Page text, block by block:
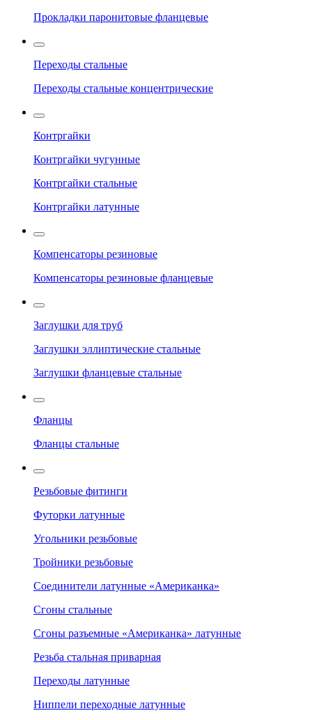
Прокладки паронитовые фланцевые
Переходы стальные
Переходы стальные концентрические
Контргайки
Контргайки чугунные
Контргайки стальные
Контргайки латунные
Компенсаторы резиновые
Компенсаторы резиновые фланцевые
Заглушки для труб
Заглушки эллиптические стальные
Заглушки фланцевые стальные
Фланцы
Фланцы стальные
Резьбовые фитинги
Футорки латунные
Угольники резьбовые
Тройники резьбовые
Соединители латунные «Американка»
Сгоны стальные
Сгоны разъемные «Американка» латунные
Резьба стальная приварная
Переходы латунные
Ниппели переходные латунные